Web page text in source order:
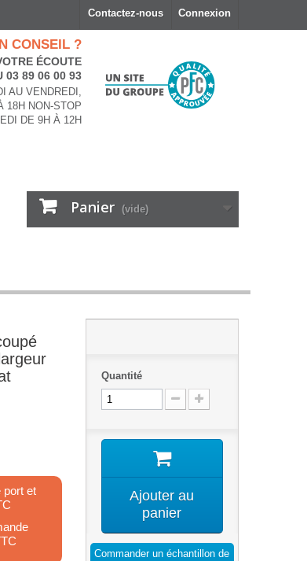
Connexion
Contactez-nous
CONSEIL ?
ÉCOUTE
03 89 06 00 93
AU VENDREDI,
18H NON-STOP
DE 9H À 12H
Panier (vide)
port et
Quantité
Ajouter au
panier
Commander un échantillon de